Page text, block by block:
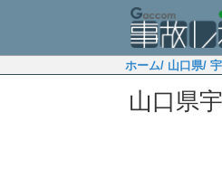
ホーム/ 山口県/
山口県